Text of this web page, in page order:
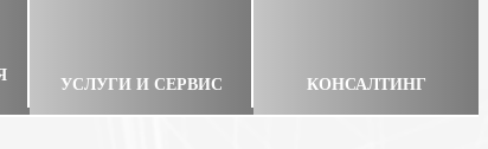
УСЛУГИ И СЕРВИС КОНСАЛТИНГ